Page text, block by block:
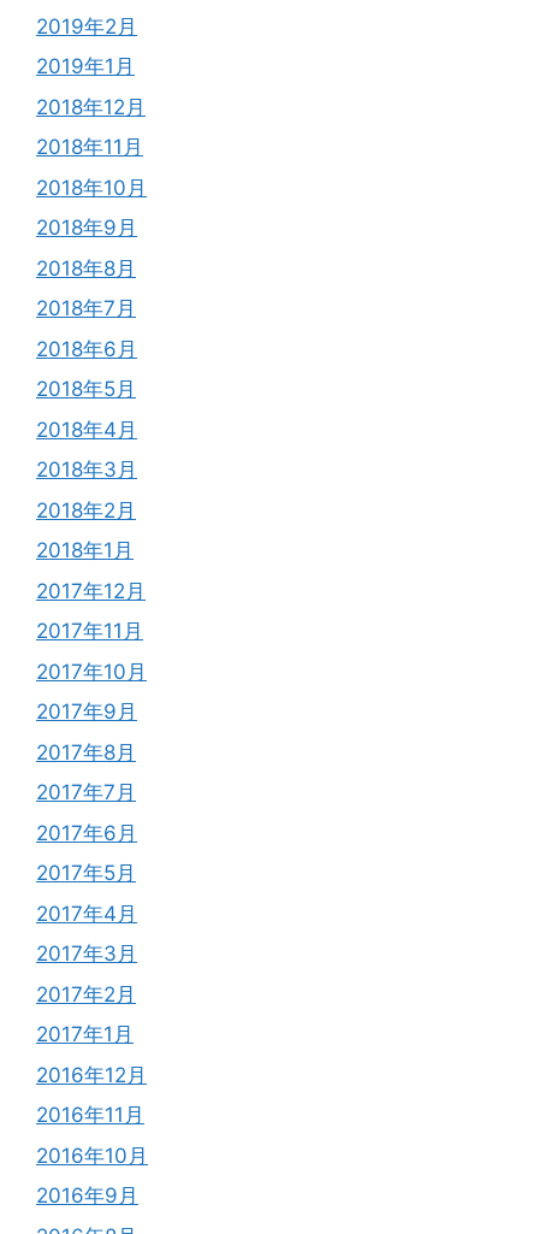
2019年2月
2019年1月
2018年12月
2018年11月
2018年10月
2018年9月
2018年8月
2018年7月
2018年6月
2018年5月
2018年4月
2018年3月
2018年2月
2018年1月
2017年12月
2017年11月
2017年10月
2017年9月
2017年8月
2017年7月
2017年6月
2017年5月
2017年4月
2017年3月
2017年2月
2017年1月
2016年12月
2016年11月
2016年10月
2016年9月